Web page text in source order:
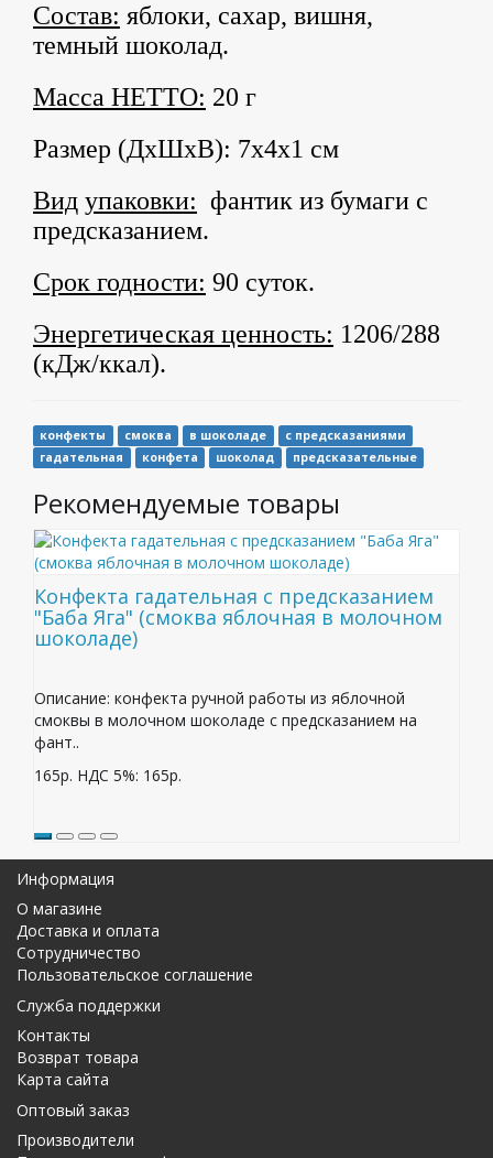
Состав: яблоки, сахар, вишня,
темный шоколад.
Масса НЕТТО: 20 г
Размер (ДхШхВ): 7х4х1 см
Вид упаковки: фантик из бумаги с
предсказанием.
Срок годности: 90 суток.
Энергетическая ценность: 1206/288
(кДж/ккал).
конфекты смоква в шоколаде
с предсказаниями
гадательная
конфета шоколад предсказательные
Рекомендуемые товары
Конфекта гадательная с предсказанием
"Баба Яга" (смоква яблочная в молочном
шоколаде)
Описание: конфекта ручной работы из яблочной
смоквы в молочном шоколаде с предсказанием на
фант..
165р. НДС 5%: 165р.
Информация
О магазине
Доставка и оплата
Сотрудничество
Пользовательское соглашение
Служба поддержки
Контакты
Возврат товара
Карта сайта
Оптовый заказ
Производители